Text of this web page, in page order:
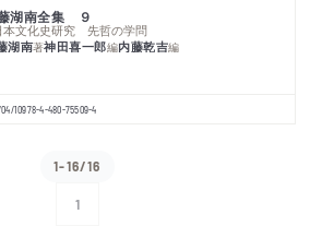
湖南全集 ９
文化史研究 先哲の学問
湖南著神田喜一郎編内藤乾吉編
10978-4-480-75509-4
1-16/16
1